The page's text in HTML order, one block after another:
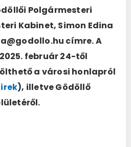
Polgármesteri
Kabinet, Simon Edina
címre. A
február 24-től
a városi honlapról
), illetve Gödöllő